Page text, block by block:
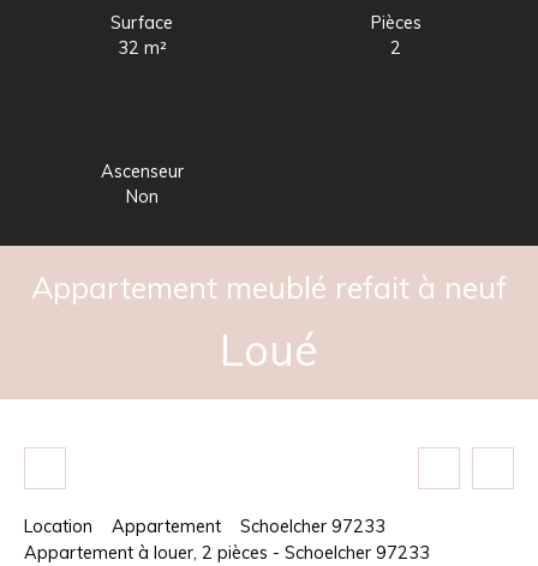
Surface
32 m²
Pièces
2
Ascenseur
Non
Appartement meublé refait à neuf
Loué
Location Appartement
Schoelcher 97233
Appartement à louer, 2 pièces - Schoelcher 97233